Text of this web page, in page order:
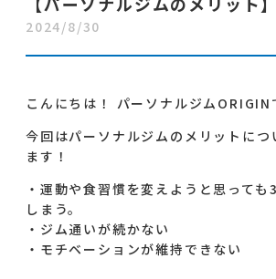
2024/8/30
こんにちは！ パーソナルジムORIGIN
今回はパーソナルジムのメリットにつ
ます！
・運動や食習慣を変えようと思っても
しまう。
・ジム通いが続かない
・モチベーションが維持できない